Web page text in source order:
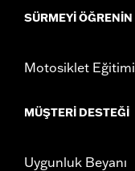
SÜRMEYI ÖĞRENIN
Motosiklet Eğitimi
MÜŞTERI DESTEĞI
Uygunluk Beyanı